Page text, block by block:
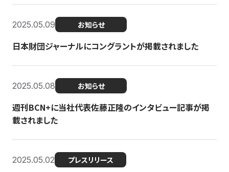
2025.05.09 お知らせ
日本財団ジャーナルにコングラントが掲載されました
2025.05.08 お知らせ
週刊BCN+に当社代表佐藤正隆のインタビュー記事が掲
載されました
2025.05.02 プレスリリース